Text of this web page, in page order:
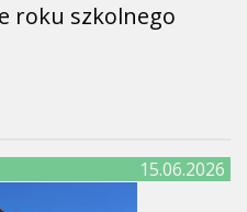
roku szkolnego
15.06.2026